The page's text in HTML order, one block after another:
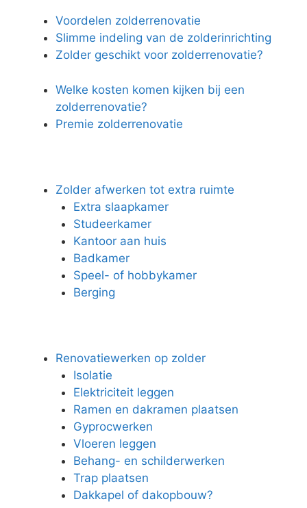
Voordelen zolderrenovatie
Slimme indeling van de zolderinrichting
Zolder geschikt voor zolderrenovatie?
Welke kosten komen kijken bij een
zolderrenovatie?
Premie zolderrenovatie
Zolder afwerken tot extra ruimte
Extra slaapkamer
Studeerkamer
Kantoor aan huis
Badkamer
Speel- of hobbykamer
Berging
Renovatiewerken op zolder
Isolatie
Elektriciteit leggen
Ramen en dakramen plaatsen
Gyprocwerken
Vloeren leggen
Behang- en schilderwerken
Trap plaatsen
Dakkapel of dakopbouw?